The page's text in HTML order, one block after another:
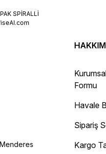
alışveriş yapabileceğiniz
Formu
Havale
Sipariş
Kargo